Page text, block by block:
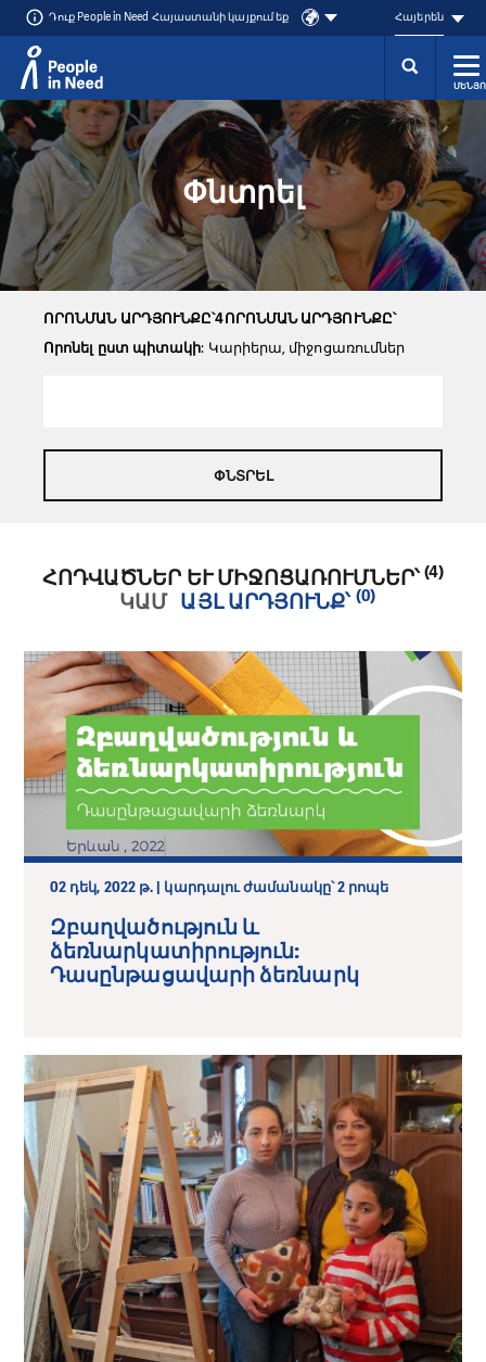
Přeskočit na obsah
Դուք People in Need Հայաստանի կայքում եք Հայերեն
Փնտրել
ՈՐՈՆՄԱՆ ԱՐԴՅՈՒՆՔԸ՝4ՈՐՈՆՄԱՆ ԱՐԴՅՈՒՆՔԸ՝
Որոնել ըստ պիտակի: Կարիերա, միջոցառումներ
ՀՈԴՎԱԾՆԵՐ ԵՒ ՄԻՋՈՑԱՌՈՒՄՆԵՐ՝ (4)
ԿԱՄ ԱՅԼ ԱՐԴՅՈՒՆՔ՝ (0)
02 դեկ, 2022 թ. | կարդալու ժամանակը՝ 2 րոպե
Զբաղվածություն և
ձեռնարկատիրություն:
Դասընթացավարի ձեռնարկ